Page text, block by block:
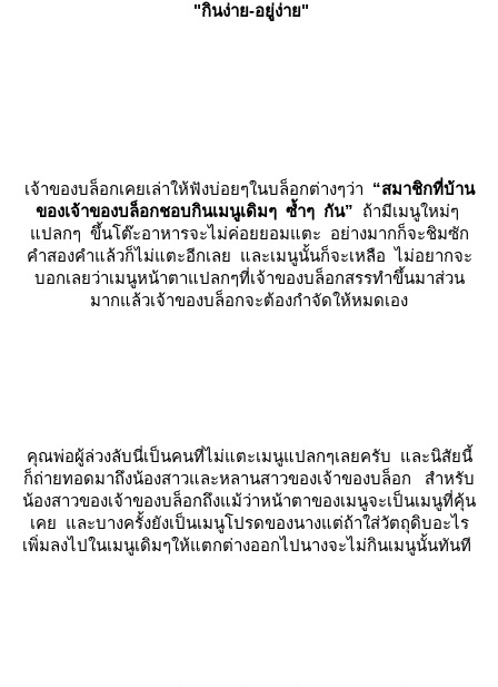
"กินง่าย-อยู่ง่าย"
เจ้าของบล็อกเคยเล่าให้ฟังบ่อยๆในบล็อกต่างๆว่า “สมาชิกที่บ้าน
ของเจ้าของบล็อกชอบกินเมนูเดิมๆ ซ้ำๆ กัน” ถ้ามีเมนูใหม่ๆ
ปลกๆ ขึ้นโต๊ะอาหารจะไม่ค่อยยอมแตะ อย่างมากก็จะชิมซัก
คำสองคำแล้วก็ไม่แตะอีกเลย และเมนูนั้นก็จะเหลือ ไม่อยากจะ
บอกเลยว่าเมนูหน้าตาแปลกๆที่เจ้าของบล็อกสรรทำขึ้นมาส่วน
มากแล้วเจ้าของบล็อกจะต้องกำจัดให้หมดเอง
คุณพ่อผู้ล่วงลับนี่เป็นคนที่ไม่แตะเมนูแปลกๆเลยครับ และนิสัยนี้
ก็ถ่ายทอดมาถึงน้องสาวและหลานสาวของเจ้าของบล็อก สำหรับ
น้องสาวของเจ้าของบล็อกถึงแม้ว่าหน้าตาของเมนูจะเป็นเมนูที่คุ้น
เคย และบางครั้งยังเป็นเมนูโปรดของนางแต่ถ้าใส่วัตถุดิบอะไร
เพิ่มลงไปในเมนูเดิมๆให้แตกต่างออกไปนางจะไม่กินเมนูนั้นทันที